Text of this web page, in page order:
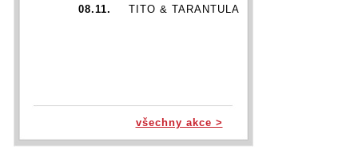
08.11.
TITO & TARANTULA
všechny akce >